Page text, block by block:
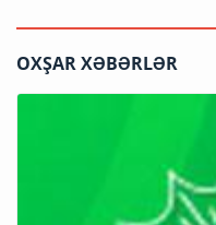
OXŞAR XƏBƏRLƏR